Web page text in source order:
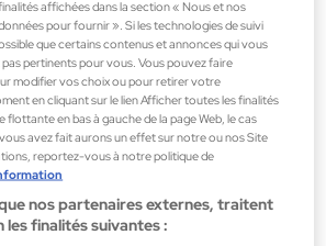
150ml
affichées dans la section « Nous et nos
pour fournir ». Si les technologies de suivi
que certains contenus et annonces qui vous
pertinents pour vous. Vous pouvez faire
modifier vos choix ou pour retirer votre
en cliquant sur le lien Afficher toutes les finalités
flottante en bas à gauche de la page Web, le cas
avez fait aurons un effet sur notre ou nos Site
reportez-vous à notre politique de
nos partenaires externes, traitent
les finalités suivantes :